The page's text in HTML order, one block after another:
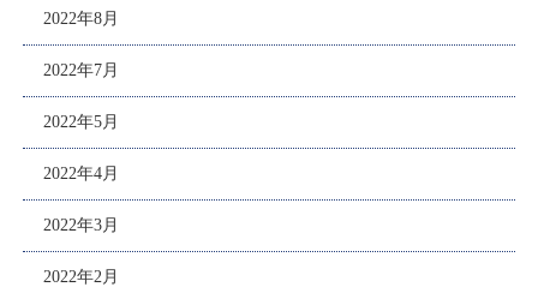
2022年8月
2022年7月
2022年5月
2022年4月
2022年3月
2022年2月